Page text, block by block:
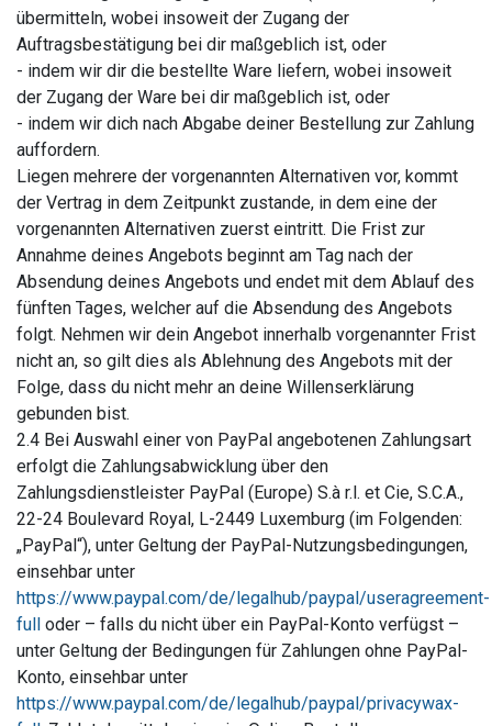
übermitteln, wobei insoweit der Zugang der
Auftragsbestätigung bei dir maßgeblich ist, oder
- indem wir dir die bestellte Ware liefern, wobei insoweit
der Zugang der Ware bei dir maßgeblich ist, oder
- indem wir dich nach Abgabe deiner Bestellung zur Zahlung
auffordern.
Liegen mehrere der vorgenannten Alternativen vor, kommt
der Vertrag in dem Zeitpunkt zustande, in dem eine der
vorgenannten Alternativen zuerst eintritt. Die Frist zur
Annahme deines Angebots beginnt am Tag nach der
Absendung deines Angebots und endet mit dem Ablauf des
fünften Tages, welcher auf die Absendung des Angebots
folgt. Nehmen wir dein Angebot innerhalb vorgenannter Frist
nicht an, so gilt dies als Ablehnung des Angebots mit der
Folge, dass du nicht mehr an deine Willenserklärung
gebunden bist.
2.4 Bei Auswahl einer von PayPal angebotenen Zahlungsart
erfolgt die Zahlungsabwicklung über den
Zahlungsdienstleister PayPal (Europe) S.à r.l. et Cie, S.C.A.,
22-24 Boulevard Royal, L-2449 Luxemburg (im Folgenden:
„PayPal“), unter Geltung der PayPal-Nutzungsbedingungen,
einsehbar unter
https://www.paypal.com/de/legalhub/paypal/useragreement-
full oder – falls du nicht über ein PayPal-Konto verfügst –
unter Geltung der Bedingungen für Zahlungen ohne PayPal-
Konto, einsehbar unter
https://www.paypal.com/de/legalhub/paypal/privacywax-